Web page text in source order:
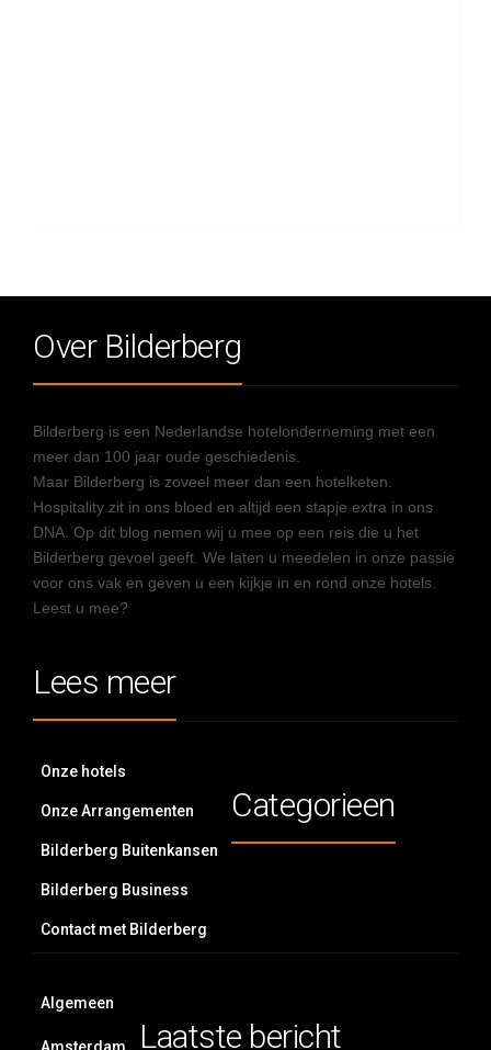
Over Bilderberg
Bilderberg is een Nederlandse hotelonderneming met een
meer dan 100 jaar oude geschiedenis.
Maar Bilderberg is zoveel meer dan een hotelketen.
Hospitality zit in ons bloed en altijd een stapje extra in ons
DNA. Op dit blog nemen wij u mee op een reis die u het
Bilderberg gevoel geeft. We laten u meedelen in onze passie
voor ons vak en geven u een kijkje in en rond onze hotels.
Leest u mee?
Lees meer
Onze hotels
Onze Arrangementen
Bilderberg Buitenkansen
Bilderberg Business
Contact met Bilderberg
Categorieen
Algemeen
Amsterdam Laatste bericht